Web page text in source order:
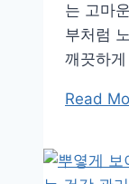
는 고마
부처럼
깨끗하
Read